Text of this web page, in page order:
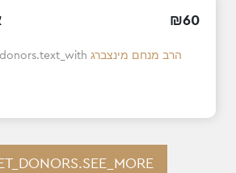
₪60
הרב מנחם מינצברג